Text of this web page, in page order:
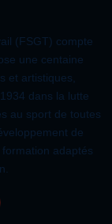
(FSGT) compte
une centaine
et artistiques,
dans la lutte
au sport de toutes
de
adaptés